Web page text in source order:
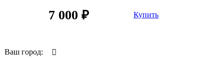
7 000 ₽ Купить
Ваш город: